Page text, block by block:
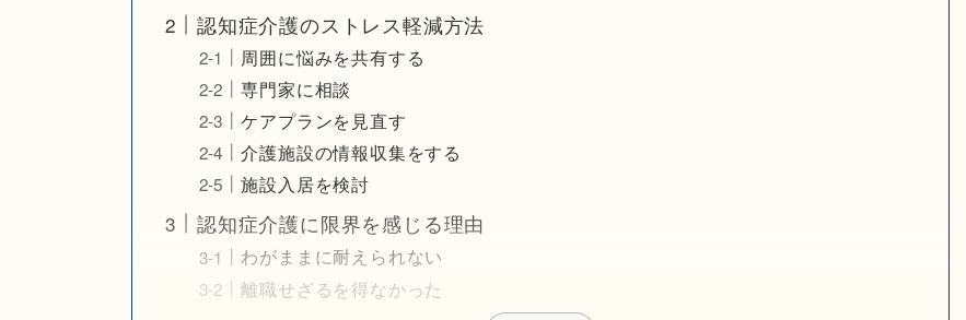
認知症介護のストレス軽減方法
周囲に悩みを共有する
専門家に相談
ケアプランを見直す
介護施設の情報収集をする
施設入居を検討
認知症介護に限界を感じる理由
わがままに耐えられない
離職せざるを得なかった